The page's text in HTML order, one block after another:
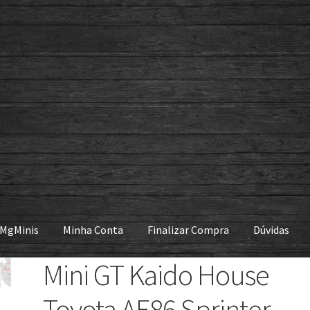
Minha Conta Finalizar Compra Dúvidas
Mini GT Kaido House